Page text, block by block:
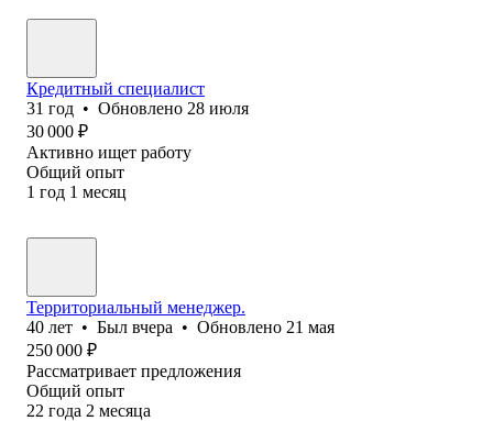
Кредитный специалист
31 год • Обновлено 28 июля
30 000 ₽
Активно ищет работу
Общий опыт
1 год 1 месяц
Территориальный менеджер.
40 лет • Был вчера • Обновлено 21 мая
250 000 ₽
Рассматривает предложения
Общий опыт
22 года 2 месяца